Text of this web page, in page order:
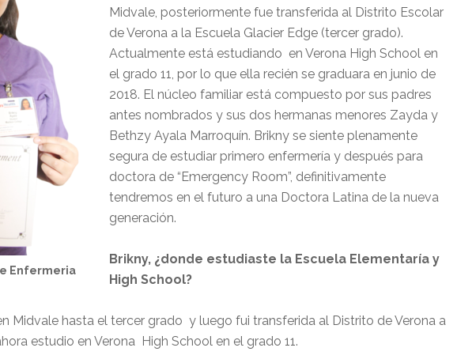
Enfermeria
Midvale, posteriormente fue transferida al Distrito Escolar
de Verona a la Escuela Glacier Edge (tercer grado).
Actualmente está estudiando en Verona High School en
el grado 11, por lo que ella recién se graduara en junio de
2018. El núcleo familiar está compuesto por sus padres
antes nombrados y sus dos hermanas menores Zayda y
Bethzy Ayala Marroquín. Brikny se siente plenamente
segura de estudiar primero enfermería y después para
doctora de “Emergency Room”, definitivamente
tendremos en el futuro a una Doctora Latina de la nueva
generación.
Brikny, ¿donde estudiaste la Escuela Elementaría y
High School?
Midvale hasta el tercer grado y luego fui transferida al Distrito de Verona a
estudio en Verona High School en el grado 11.